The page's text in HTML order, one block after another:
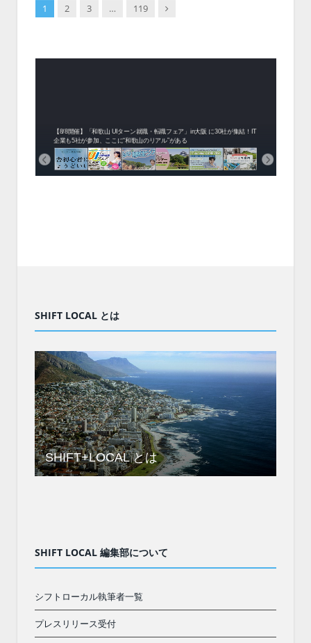
1 2 3 … 119 Next
【8/8開催】「和歌山 UIターン就職・転職フェア」in大阪 に30社が集結！IT
企業も5社が参加、ここに“和歌山のリアル”がある
SHIFT LOCAL とは
SHIFT+LOCAL とは
SHIFT LOCAL 編集部について
シフトローカル執筆者一覧
プレスリリース受付